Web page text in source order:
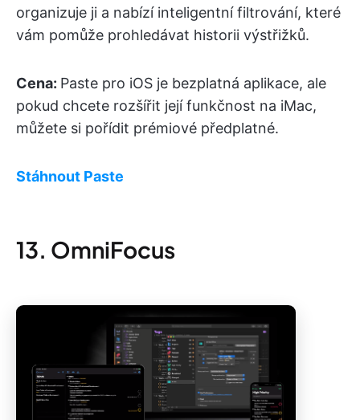
organizuje ji a nabízí inteligentní filtrování, které
vám pomůže prohledávat historii výstřižků.
Cena: Paste pro iOS je bezplatná aplikace, ale
pokud chcete rozšířit její funkčnost na iMac,
můžete si pořídit prémiové předplatné.
Stáhnout Paste
13. OmniFocus